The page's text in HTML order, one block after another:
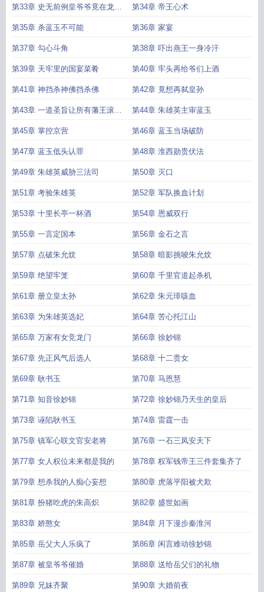
不必有坟
第33章 史无前例皇爷爷竟在龙椅
旁给我加了个座
第34章 帝王心术
第35章 杀蓝玉不可能 第36章 家宴
第37章 勾心斗角 第38章 吓出燕王一身冷汗
第39章 天牢里的国宴菜肴 第40章 牢头再给爷们上酒
第41章 神挡杀神佛挡杀佛 第42章 竟想再弑皇孙
第43章 一道圣旨让所有藩王滚回
封地
第44章 朱雄英主审蓝玉
第45章 掌控京营 第46章 蓝玉当场破防
第47章 蓝玉低头认罪 第48章 淮西勋贵伏法
第49章 朱雄英威胁三法司 第50章 灭口
第51章 考验朱雄英 第52章 军队换血计划
第53章 十里长亭一杯酒 第54章 恩威双行
第55章 一言定国本 第56章 金石之言
第57章 点破朱允炆 第58章 暗影挑唆朱允炆
第59章 绝望牢笼 第60章 千里官道起杀机
第61章 册立皇太孙 第62章 朱元璋咳血
第63章 为朱雄英选妃 第64章 苦心托江山
第65章 万家有女竞龙门 第66章 徐妙锦
第67章 先正风气后选人 第68章 十二贵女
第69章 耿书玉 第70章 马恩慧
第71章 知音徐妙锦 第72章 徐妙锦乃天生的皇后
第73章 诬陷耿书玉 第74章 雷霆一击
第75章 镇军心联文官安老将 第76章 一石三凤安天下
第77章 女人权位未来都是我的 第78章 权军钱帝王三件套集齐了
第79章 想杀我的人痴心妄想 第80章 虎落平阳被犬欺
第81章 扮猪吃虎的朱高炽 第82章 盛世如画
第83章 娇憨女 第84章 月下漫步秦淮河
第85章 岳父大人乐疯了 第86章 闲言难动徐妙锦
第87章 被皇爷爷催婚 第88章 送给岳父们的礼物
第89章 兄妹齐聚 第90章 大婚前夜